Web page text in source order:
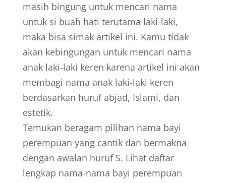
masih bingung untuk mencari nama
untuk si buah hati terutama laki-laki,
maka bisa simak artikel ini. Kamu tidak
akan kebingungan untuk mencari nama
anak laki-laki keren karena artikel ini akan
membagi nama anak laki-laki keren
berdasarkan huruf abjad, Islami, dan
estetik.
Temukan beragam pilihan nama bayi
perempuan yang cantik dan bermakna
dengan awalan huruf S. Lihat daftar
lengkap nama-nama bayi perempuan